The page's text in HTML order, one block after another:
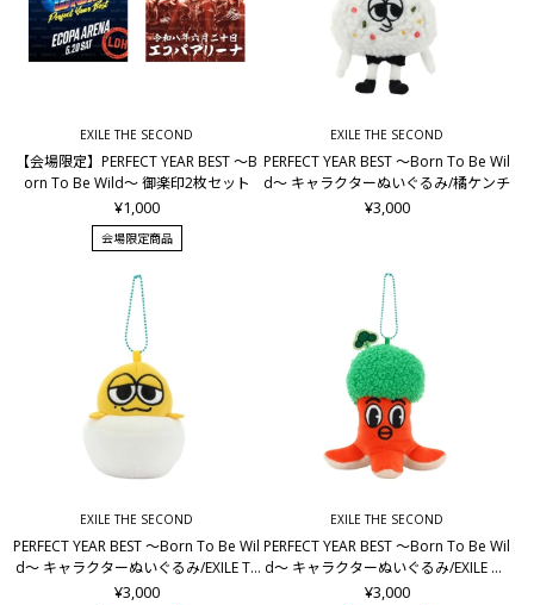
EXILE THE SECOND
【会場限定】PERFECT YEAR BEST ～B
orn To Be Wild～ 御楽印2枚セット
¥1,000
会場限定商品
EXILE THE SECOND
PERFECT YEAR BEST ～Born To Be Wil
d～ キャラクターぬいぐるみ/橘ケンチ
¥3,000
EXILE THE SECOND
PERFECT YEAR BEST ～Born To Be Wil
d～ キャラクターぬいぐるみ/EXILE TE
TSUYA
¥3,000
EXILE THE SECOND
PERFECT YEAR BEST ～Born To Be Wil
d～ キャラクターぬいぐるみ/EXILE NE
SMITH
¥3,000